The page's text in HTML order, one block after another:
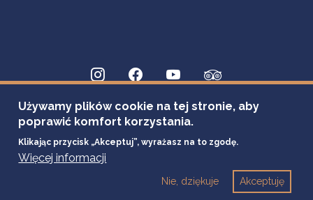
Używamy plików cookie na tej stronie, aby
poprawić komfort korzystania.
Klikając przycisk „Akceptuj”, wyrażasz na to zgodę.
Więcej informacji
Akceptuję
Nie, dziękuje